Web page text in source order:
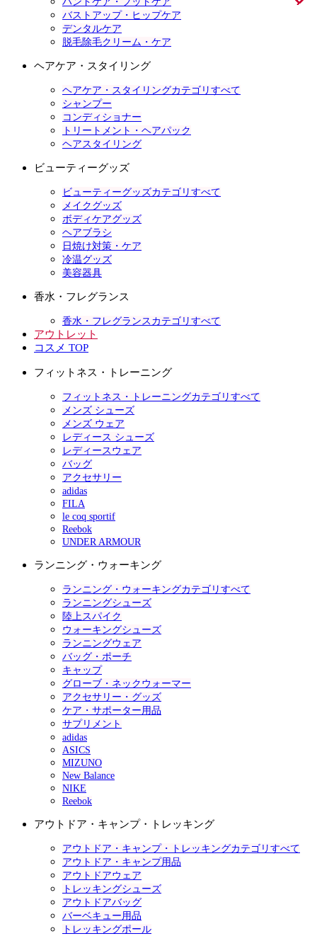
バストアップ・ヒップケア
デンタルケア
脱毛除毛クリーム・ケア
ヘアケア・スタイリング
ヘアケア・スタイリングカテゴリすべて
シャンプー
コンディショナー
トリートメント・ヘアパック
ヘアスタイリング
ビューティーグッズ
ビューティーグッズカテゴリすべて
メイクグッズ
ボディケアグッズ
ヘアブラシ
日焼け対策・ケア
冷温グッズ
美容器具
香水・フレグランス
香水・フレグランスカテゴリすべて
アウトレット
コスメ TOP
フィットネス・トレーニング
フィットネス・トレーニングカテゴリすべて
メンズ シューズ
メンズ ウェア
レディース シューズ
レディースウェア
バッグ
アクセサリー
adidas
FILA
le coq sportif
Reebok
UNDER ARMOUR
ランニング・ウォーキング
ランニング・ウォーキングカテゴリすべて
ランニングシューズ
陸上スパイク
ウォーキングシューズ
ランニングウェア
バッグ・ポーチ
キャップ
グローブ・ネックウォーマー
アクセサリー・グッズ
ケア・サポーター用品
サプリメント
adidas
ASICS
MIZUNO
New Balance
NIKE
Reebok
アウトドア・キャンプ・トレッキング
アウトドア・キャンプ・トレッキングカテゴリすべて
アウトドア・キャンプ用品
アウトドアウェア
トレッキングシューズ
アウトドアバッグ
バーベキュー用品
トレッキングポール